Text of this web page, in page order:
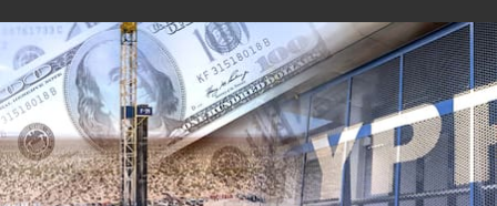
Infotechnology
Clase
Clima
Mundial 2026
Eventos Corporativos